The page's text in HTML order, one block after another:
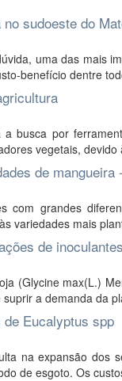
sudoeste do
uma das mais
benefício dentre
busca por
vegetais, devido
de
com grandes
variedades mais
de
(Glycine max(L.)
a demanda da
Eucalyptus spp
na expansão dos
de esgoto. Os